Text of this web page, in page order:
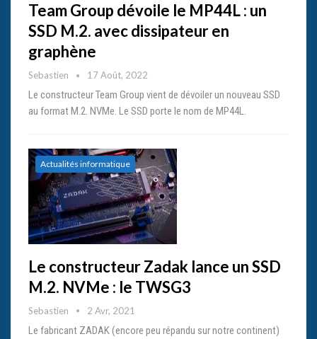
Team Group dévoile le MP44L : un
SSD M.2. avec dissipateur en
graphène
Sebastien 17 Août, 2022
Le constructeur Team Group vient de dévoiler un nouveau SSD
au format M.2. NVMe. Le SSD porte le nom de MP44L.
Actualités informatique
Le constructeur Zadak lance un SSD
M.2. NVMe : le TWSG3
Sebastien 2 Avr, 2021
Le fabricant ZADAK (encore peu répandu sur notre continent)